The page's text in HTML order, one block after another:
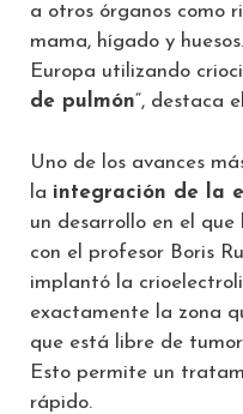
a otros órganos como
mama, hígado y
Europa utilizando
de pulmón“, destaca
Uno de los avances
la integración de la
un desarrollo en el
con el profesor Boris
implantó la
exactamente la zona
que está libre de
Esto permite un
rápido.